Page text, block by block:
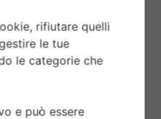
rifiutare quelli
le tue
le categorie che
e può essere